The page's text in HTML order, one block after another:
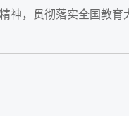
神，贯彻落实全国教